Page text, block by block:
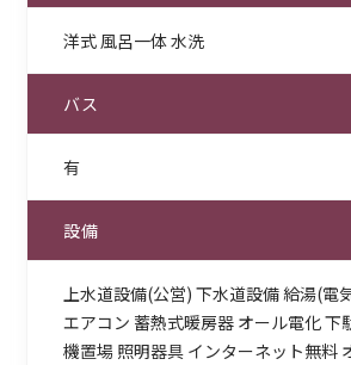
洋式 風呂一体 水洗
バス
有
設備
上水道設備(公営) 下水道設備 給湯(電
エアコン 蓄熱式暖房器 オール電化 下
機置場 照明器具 インターネット無料